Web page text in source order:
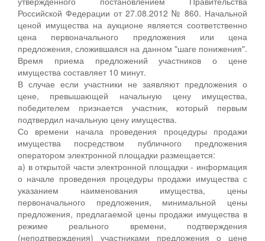
Российской Федерации от 27.08.2012 № 860. Начальной
ценой имущества на аукционе является соответственно
цена первоначального предложения или цена
предложения, сложившаяся на данном "шаге понижения".
Время приема предложений участников о цене
имущества составляет 10 минут.
В случае если участники не заявляют предложения о
цене, превышающей начальную цену имущества,
победителем признается участник, который первым
подтвердил начальную цену имущества.
Со времени начала проведения процедуры продажи
имущества посредством публичного предложения
оператором электронной площадки размещается:
а) в открытой части электронной площадки - информация
о начале проведения процедуры продажи имущества с
указанием наименования имущества, цены
первоначального предложения, минимальной цены
предложения, предлагаемой цены продажи имущества в
режиме реального времени, подтверждения
(неподтверждения) участниками предложения о цене